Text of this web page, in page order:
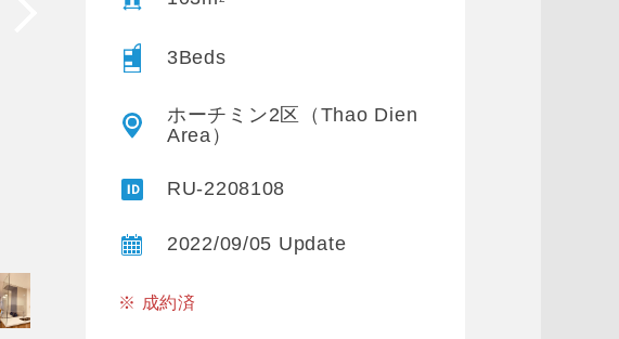
3Beds
ホーチミン2区（Thao Dien
Area）
RU-2208108
2022/09/05 Update
※ 成約済